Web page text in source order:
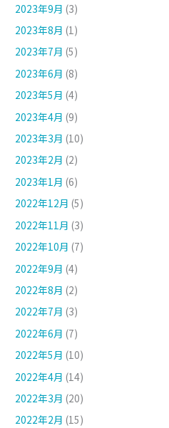
2023年9月 (3)
2023年8月 (1)
2023年7月 (5)
2023年6月 (8)
2023年5月 (4)
2023年4月 (9)
2023年3月 (10)
2023年2月 (2)
2023年1月 (6)
2022年12月 (5)
2022年11月 (3)
2022年10月 (7)
2022年9月 (4)
2022年8月 (2)
2022年7月 (3)
2022年6月 (7)
2022年5月 (10)
2022年4月 (14)
2022年3月 (20)
2022年2月 (15)